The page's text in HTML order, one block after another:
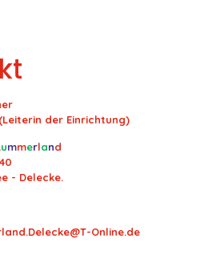
der Einrichtung)
ummerland
- Delecke.
Online.de